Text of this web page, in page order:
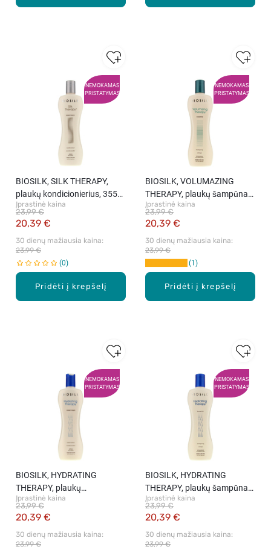
NEMOKAMAS
PRISTATYMAS
Pridėti į krepšelį
BIOSILK, SILK THERAPY,
plaukų kondicionierius, 355
ml
Įprastinė kaina
20,39 €
23,99 €
30 dienų mažiausia kaina:
23,99 €
0
NEMOKAMAS
PRISTATYMAS
Pridėti į krepšelį
BIOSILK, VOLUMAZING
THERAPY, plaukų šampūnas,
355 ml
Įprastinė kaina
20,39 €
23,99 €
30 dienų mažiausia kaina:
23,99 €
1
NEMOKAMAS
PRISTATYMAS
BIOSILK, HYDRATING
THERAPY, plaukų
kondicionierius, 355 ml
Įprastinė kaina
20,39 €
23,99 €
30 dienų mažiausia kaina:
23,99 €
NEMOKAMAS
PRISTATYMAS
BIOSILK, HYDRATING
THERAPY, plaukų šampūnas,
355 ml
Įprastinė kaina
20,39 €
23,99 €
30 dienų mažiausia kaina:
23,99 €